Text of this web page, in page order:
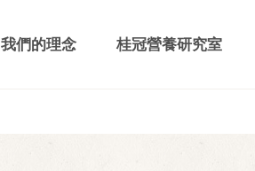
我們的理念 桂冠營養研究室